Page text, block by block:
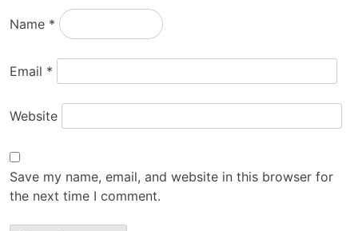
Name *
Email *
Website
Save my name, email, and website in this browser for
the next time I comment.